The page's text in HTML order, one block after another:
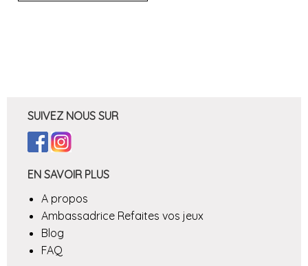
SUIVEZ NOUS SUR
EN SAVOIR PLUS
A propos
Ambassadrice Refaites vos jeux
Blog
FAQ